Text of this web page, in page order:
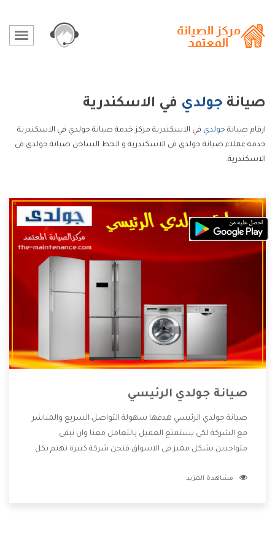
صيانة جولدي في الاسكندرية
ارقام صيانة جولدي في الاسكندرية مركز خدمة صيانة جولدي في الاسكندرية
خدمة عملاء صيانة جولدي في الاسكندرية و الخط الساخن صيانة جولدي في
الاسكندرية.
صيانة جولدي الرئيسي
صيانة جولدي الرئيسي هدفها سهولة التواصل السريع والمباشر
مع الشركة لكى يستمتع العميل بالتعامل معنا وان نبقى
متواجدين بشكل مميز فى الاسواق فنحن شركة كبيرة نهتم بكل
الشركة بها والتى تكون منها خدمة الصيانة التى تكون من أهم
مشاهدة المزيد